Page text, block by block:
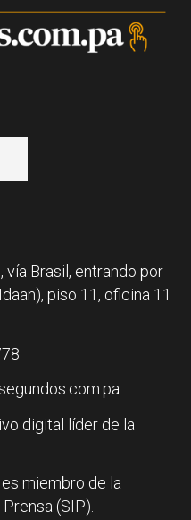
vía Brasil, entrando por
piso 11, oficina 11
digital líder de la
miembro de la
(SIP).